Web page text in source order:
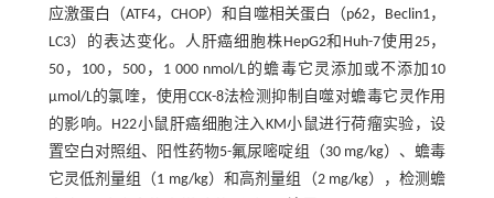
应激蛋白（ATF4，CHOP）和自噬相关蛋白（p62，Beclin1，
LC3）的表达变化。人肝癌细胞株HepG2和Huh-7使用25，
50，100，500，1 000 nmol/L的蟾毒它灵添加或不添加10
μmol/L的氯喹，使用CCK-8法检测抑制自噬对蟾毒它灵作用
的影响。H22小鼠肝癌细胞注入KM小鼠进行荷瘤实验，设
置空白对照组、阳性药物5-氟尿嘧啶组（30 mg/kg）、蟾毒
它灵低剂量组（1 mg/kg）和高剂量组（2 mg/kg），检测蟾